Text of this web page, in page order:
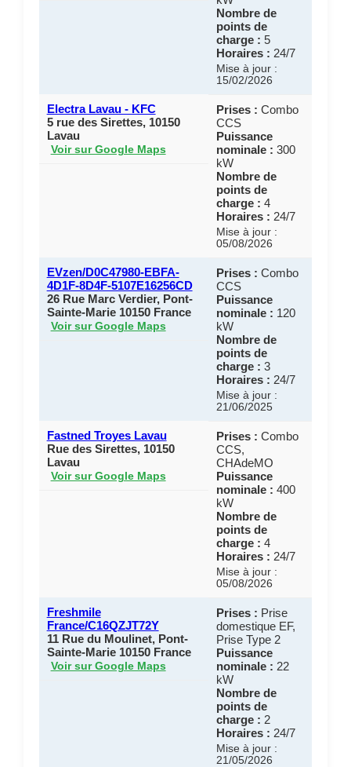
Nombre de
points de
charge : 5
Horaires : 24/7
Mise à jour :
15/02/2026
Electra Lavau - KFC
5 rue des Sirettes, 10150
Lavau
Voir sur Google Maps
Prises : Combo
CCS
Puissance
nominale : 300
kW
Nombre de
points de
charge : 4
Horaires : 24/7
Mise à jour :
05/08/2026
EVzen/D0C47980-EBFA-
4D1F-8D4F-5107E16256CD
26 Rue Marc Verdier, Pont-
Sainte-Marie 10150 France
Voir sur Google Maps
Prises : Combo
CCS
Puissance
nominale : 120
kW
Nombre de
points de
charge : 3
Horaires : 24/7
Mise à jour :
21/06/2025
Fastned Troyes Lavau
Rue des Sirettes, 10150
Lavau
Voir sur Google Maps
Prises : Combo
CCS,
CHAdeMO
Puissance
nominale : 400
kW
Nombre de
points de
charge : 4
Horaires : 24/7
Mise à jour :
05/08/2026
Freshmile
France/C16QZJT72Y
11 Rue du Moulinet, Pont-
Sainte-Marie 10150 France
Voir sur Google Maps
Prises : Prise
domestique EF,
Prise Type 2
Puissance
nominale : 22
kW
Nombre de
points de
charge : 2
Horaires : 24/7
Mise à jour :
21/05/2026